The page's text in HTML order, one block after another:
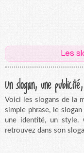
Les
Un slogan, une
Voici les slogans de la
simple phrase, le
une identité, un style.
retrouvez dans son